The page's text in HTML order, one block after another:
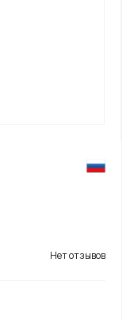
Нет отзывов